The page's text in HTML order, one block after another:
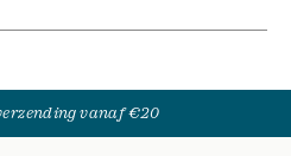
vanaf €20